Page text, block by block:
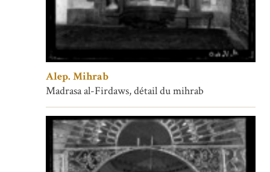
Alep. Mihrab
Madrasa al-Firdaws, détail du mihrab